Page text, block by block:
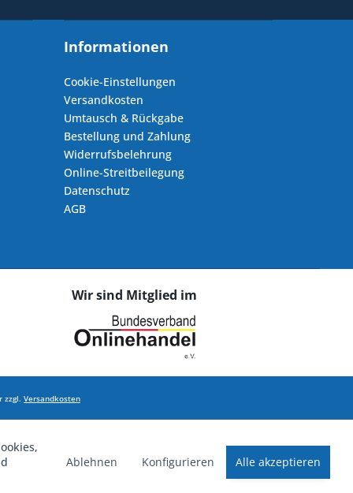
Informationen
Cookie-Einstellungen
Versandkosten
Umtausch & Rückgabe
Bestellung und Zahlung
Widerrufsbelehrung
Online-Streitbeilegung
Datenschutz
AGB
Wir sind Mitglied im
zzgl. Versandkosten
Ablehnen Konfigurieren Alle akzeptieren